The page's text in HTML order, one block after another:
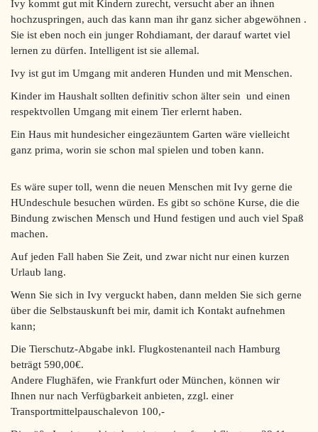
Ivy kommt gut mit Kindern zurecht, versucht aber an ihnen
hochzuspringen, auch das kann man ihr ganz sicher abgewöhnen .
Sie ist eben noch ein junger Rohdiamant, der darauf wartet viel
lernen zu dürfen. Intelligent ist sie allemal.
Ivy ist gut im Umgang mit anderen Hunden und mit Menschen.
Kinder im Haushalt sollten definitiv schon älter sein und einen
respektvollen Umgang mit einem Tier erlernt haben.
Ein Haus mit hundesicher eingezäuntem Garten wäre vielleicht
ganz prima, worin sie schon mal spielen und toben kann.
Es wäre super toll, wenn die neuen Menschen mit Ivy gerne die
HUndeschule besuchen würden. Es gibt so schöne Kurse, die die
Bindung zwischen Mensch und Hund festigen und auch viel Spaß
machen.
Auf jeden Fall haben Sie Zeit, und zwar nicht nur einen kurzen
Urlaub lang.
Wenn Sie sich in Ivy verguckt haben, dann melden Sie sich gerne
über die Selbstauskunft bei mir, damit ich Kontakt aufnehmen
kann;
Die Tierschutz-Abgabe inkl. Flugkostenanteil nach Hamburg
beträgt 590,00€.
Andere Flughäfen, wie Frankfurt oder München, können wir
Ihnen nur nach Verfügbarkeit anbieten, zzgl. einer
Transportmittelpauschalevon 100,-